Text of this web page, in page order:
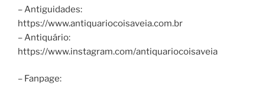
– Antiguidades:
https://www.antiquariocoisaveia.com.br
– Antiquário:
https://www.instagram.com/antiquariocoisaveia
– Fanpage: